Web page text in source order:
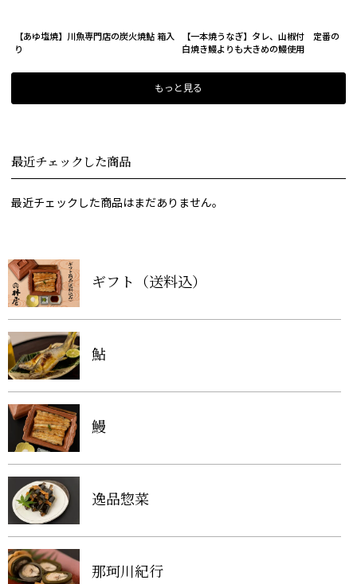
【あゆ塩焼】川魚専門店の炭火焼鮎 箱入
り
【一本焼うなぎ】タレ、山椒付 定番の
白焼き鰻よりも大きめの鰻使用
もっと見る
最近チェックした商品
最近チェックした商品はまだありません。
ギフト（送料込）
鮎
鰻
逸品惣菜
那珂川紀行